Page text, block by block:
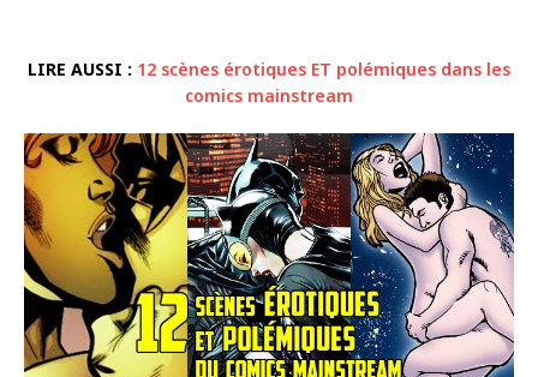
LIRE AUSSI : 12 scènes érotiques ET polémiques dans les
comics mainstream